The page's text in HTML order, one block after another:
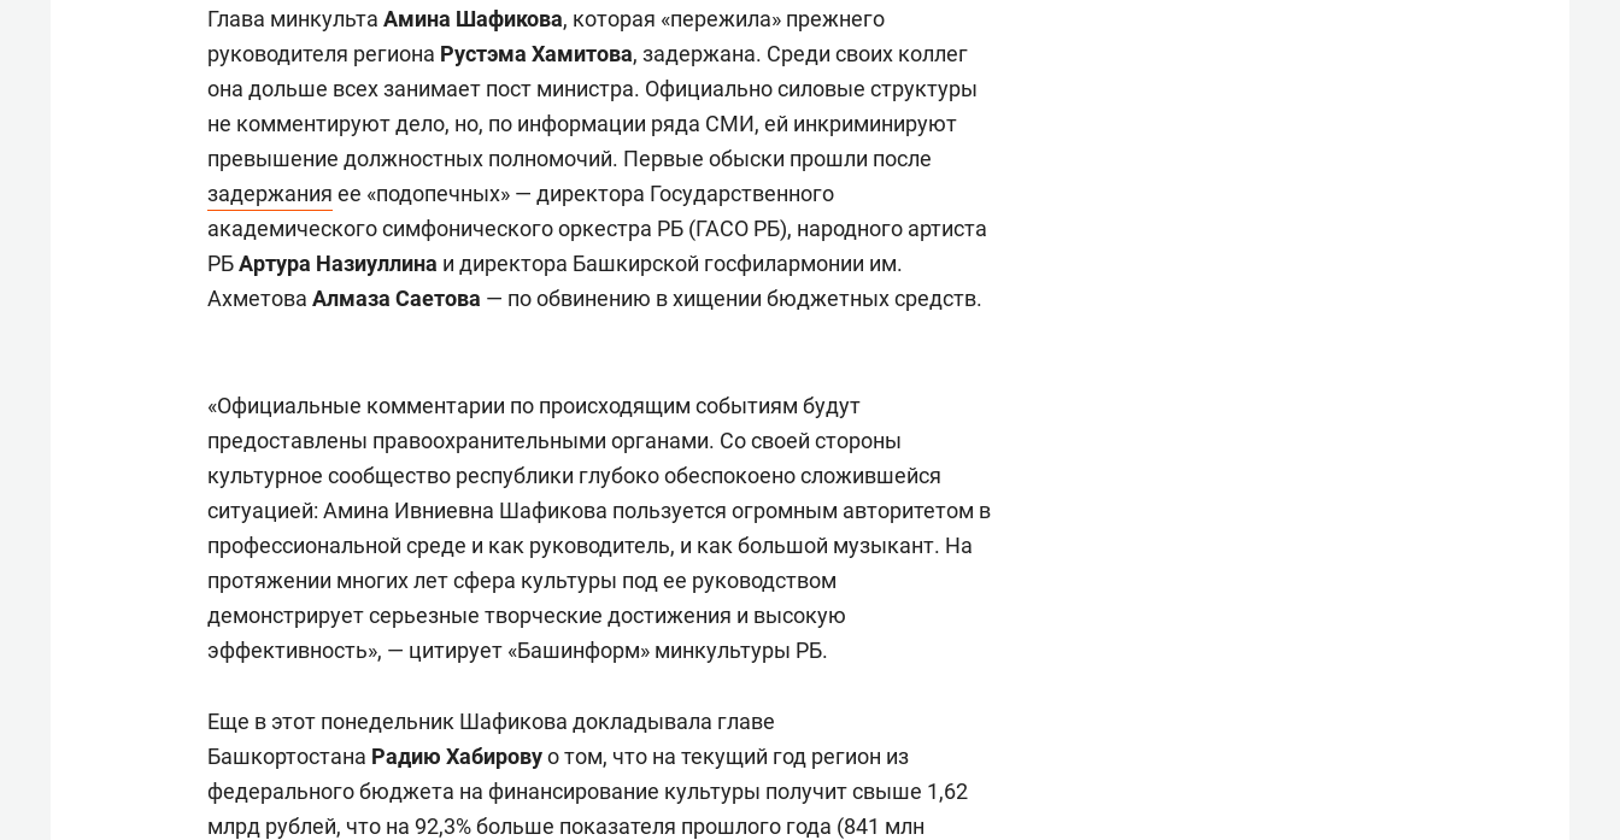
Глава минкульта Амина Шафикова, которая «пережила» прежнего
руководителя региона Рустэма Хамитова, задержана. Среди своих коллег
она дольше всех занимает пост министра. Официально силовые структуры
не комментируют дело, но, по информации ряда СМИ, ей инкриминируют
превышение должностных полномочий. Первые обыски прошли после
задержания ее «подопечных» — директора Государственного
академического симфонического оркестра РБ (ГАСО РБ), народного артиста
РБАртура Назиуллина и директора Башкирской госфилармонии им.
Ахметова Алмаза Саетова — по обвинению в хищении бюджетных средств.
«Официальные комментарии по происходящим событиям будут
предоставлены правоохранительными органами. Со своей стороны
культурное сообщество республики глубоко обеспокоено сложившейся
ситуацией: Амина Ивниевна Шафикова пользуется огромным авторитетом в
профессиональной среде и как руководитель, и как большой музыкант. На
протяжении многих лет сфера культуры под ее руководством
демонстрирует серьезные творческие достижения и высокую
эффективность», — цитирует «Башинформ» минкультуры РБ.
Еще в этот понедельник Шафикова докладывала главе
Башкортостана Радию Хабировуо том, что на текущий год регион из
федерального бюджета на финансирование культуры получит свыше 1,62
млрд рублей, что на 92,3% больше показателя прошлого года (841 млн